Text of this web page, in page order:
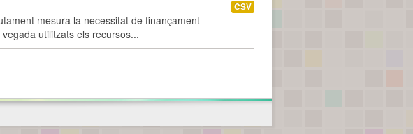
mesura la necessitat de finançament
utilitzats els recursos...
CSV